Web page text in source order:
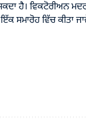
ਹੈ। ਵਿਕਟੋਰੀਅਨ
ਸਮਾਰੋਹ ਵਿੱਚ ਕੀਤਾ